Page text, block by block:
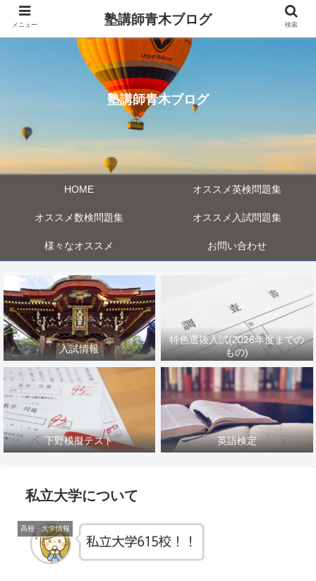
塾講師青木ブログ
HOME オススメ英検問題集
オススメ数検問題集 オススメ入試問題集
様々なオススメ お問い合わせ
入試情報
特色選抜入試(2026年度までの
もの)
下野模擬テスト 英語検定
私立大学について
高校・大学情報
メニュー 塾講師青木ブログ 検索